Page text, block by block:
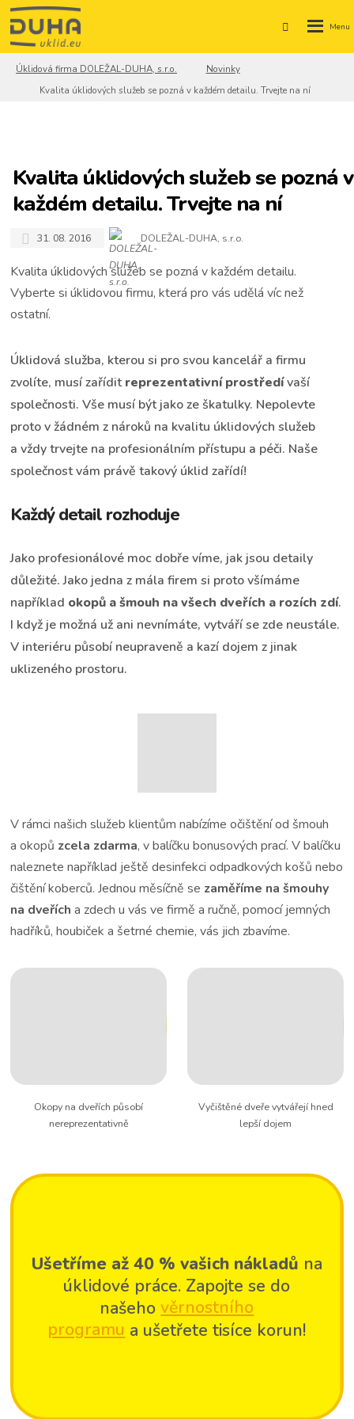
Úklidová firma DOLEŽAL-DUHA, s.r.o.
Novinky
Kvalita úklidových služeb se pozná v každém detailu. Trvejte na ní
Kvalita úklidových služeb se pozná v
každém detailu. Trvejte na ní
31. 08. 2016 DOLEŽAL-DUHA, s.r.o.
Kvalita úklidových služeb se pozná v každém detailu.
Vyberte si úklidovou firmu, která pro vás udělá víc než
ostatní.
Úklidová služba, kterou si pro svou kancelář a firmu
zvolíte, musí zaříditreprezentativní prostředívaší
společnosti. Vše musí být jako ze škatulky. Nepolevte
proto v žádném z nároků na kvalitu úklidových služeb
a vždy trvejte na profesionálním přístupu a péči. Naše
společnost vám právě takový úklid zařídí!
Každý detail rozhoduje
Jako profesionálové moc dobře víme, jak jsou detaily
důležité. Jako jedna z mála firem si proto všímáme
například okopů a šmouh na všech dveřích a rozích zdí.
I když je možná už ani nevnímáte, vytváří se zde neustále.
V interiéru působí neupraveně a kazí dojem z jinak
uklizeného prostoru.
V rámci našich služeb klientům nabízíme očištění od šmouh
a okopů zcela zdarma, v balíčku bonusových prací. V balíčku
naleznete například ještě desinfekci odpadkových košů nebo
čištění koberců. Jednou měsíčně se zaměříme na šmouhy
na dveřích a zdech u vás ve firmě a ručně, pomocí jemných
hadříků, houbiček a šetrné chemie, vás jich zbavíme.
Okopy na dveřích působí
nereprezentativně
Vyčištěné dveře vytvářejí hned
lepší dojem
Ušetříme až 40 % vašich nákladů na
úklidové práce. Zapojte se do
našehověrnostního
programu a ušetřete tisíce korun!